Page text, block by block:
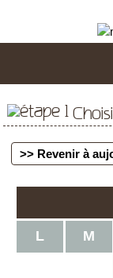
>> Revenir à
L M